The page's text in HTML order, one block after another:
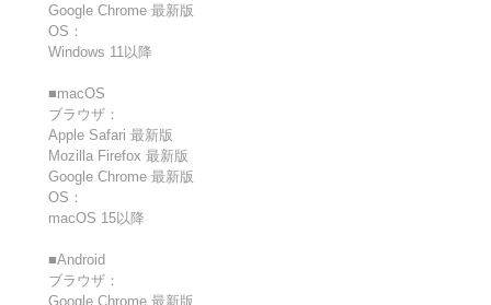
Google Chrome 最新版
OS：
Windows 11以降
■macOS
ブラウザ：
Apple Safari 最新版
Mozilla Firefox 最新版
Google Chrome 最新版
OS：
macOS 15以降
■Android
ブラウザ：
Google Chrome 最新版